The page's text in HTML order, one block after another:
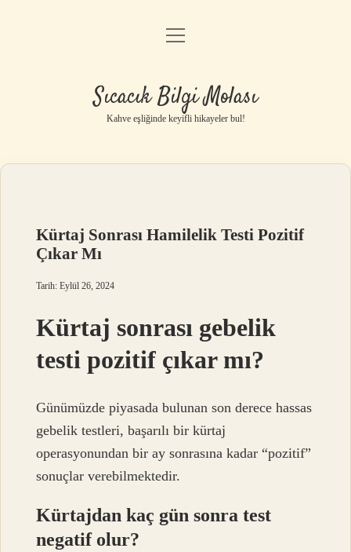
Anasayfa
Yasal Uyarı
menüyü
Sıcacık Bilgi Molası
Kahve eşliğinde keyifli hikayeler bul!
Kürtaj Sonrası Hamilelik Testi Pozitif
Çıkar Mı
Tarih: Eylül 26, 2024
Kürtaj sonrası gebelik
testi pozitif çıkar mı?
Günümüzde piyasada bulunan son derece hassas
gebelik testleri, başarılı bir kürtaj
operasyonundan bir ay sonrasına kadar “pozitif”
sonuçlar verebilmektedir.
Kürtajdan kaç gün sonra test
negatif olur?